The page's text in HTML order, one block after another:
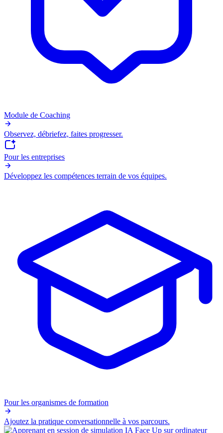
Module de Coaching
Observez, débriefez, faites progresser.
Pour les entreprises
Développez les compétences terrain de vos équipes.
Pour les organismes de formation
Ajoutez la pratique conversationnelle à vos parcours.